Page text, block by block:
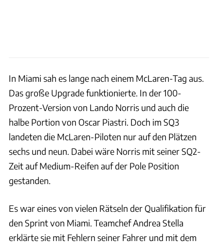
In Miami sah es lange nach einem McLaren-Tag aus.
Das große Upgrade funktionierte. In der 100-
Prozent-Version von Lando Norris und auch die
halbe Portion von Oscar Piastri. Doch im SQ3
landeten die McLaren-Piloten nur auf den Plätzen
sechs und neun. Dabei wäre Norris mit seiner SQ2-
Zeit auf Medium-Reifen auf der Pole Position
gestanden.
Es war eines von vielen Rätseln der Qualifikation für
den Sprint von Miami. Teamchef Andrea Stella
erklärte sie mit Fehlern seiner Fahrer und mit dem